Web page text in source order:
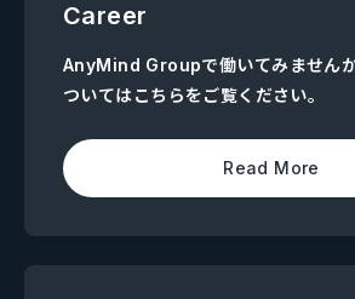
Career
AnyMind Groupで働いてみません
ついてはこちらをご覧ください。
Read More